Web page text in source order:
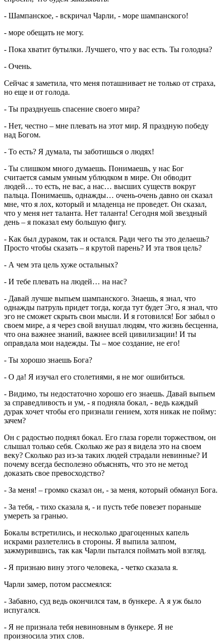
- Шампанское, - вскричал Чарли, - море шампанского!
- море обещать не могу.
- Пока хватит бутылки. Лучшего, что у вас есть. Ты голодна?
- Очень.
Сейчас я заметила, что меня поташнивает не только от страха,
но еще и от голода.
- Ты празднуешь спасение своего мира?
- Нет, честно – мне плевать на этот мир. Я праздную победу
над Богом.
- То есть? Я думала, ты заботишься о людях!
- Ты слишком много думаешь. Понимаешь, у нас Бог
считается самым умным ублюдком в мире. Он обводит
людей… то есть, не вас, а нас… высших существ вокруг
пальца. Понимаешь, однажды… очень-очень давно он сказал
мне, что я лох, который и младенца не проведет. Он сказал,
что у меня нет таланта. Нет таланта! Сегодня мой звездный
день – я показал ему большую фигу.
- Как был дураком, так и остался. Ради чего ты это делаешь?
Просто чтобы сказать – я крутой парень? И эта твоя цель?
- А чем эта цель хуже остальных?
- И тебе плевать на людей… на нас?
- Давай лучше выпьем шампанского. Знаешь, я знал, что
однажды патруль придет тогда, когда тут будет Эго, я знал, что
эго не сможет скрыть свои мысли. И я готовился! Бог забыл о
своем мире, а я через свой внушал людям, что жизнь бесценна,
что она важнее знаний, важнее всей цивилизации! И ты
оправдала мои надежды. Ты – мое создание, не его!
- Ты хорошо знаешь Бога?
- О да! Я изучал его столетиями, я не мог ошибиться.
- Видимо, ты недостаточно хорошо его знаешь. Давай выпьем
за справедливость и ум, - я подняла бокал, - ведь каждый
дурак хочет чтобы его признали гением, хотя никак не пойму:
зачем?
Он с радостью поднял бокал. Его глаза горели торжеством, он
слышал только себя. Сколько же раз я видела это на своем
веку? Сколько раз из-за таких людей страдали невинные? И
почему всегда бесполезно объяснять, что это не метод
доказать свое превосходство?
- За меня! – громко сказал он, - за меня, который обманул Бога.
- За тебя, - тихо сказала я, - и пусть тебе повезет пораньше
умереть за гранью.
Бокалы встретились, и несколько драгоценных капель
искрами разлетелись в стороны. Я выпила залпом,
зажмурившись, так как Чарли пытался поймать мой взгляд.
- Я признаю вину этого человека, - четко сказала я.
Чарли замер, потом рассмеялся:
- Забавно, суд ведь окончился там, в бункере. А я уж было
испугался.
- Я не признала тебя невиновным в бункере. Я не
произносила этих слов.